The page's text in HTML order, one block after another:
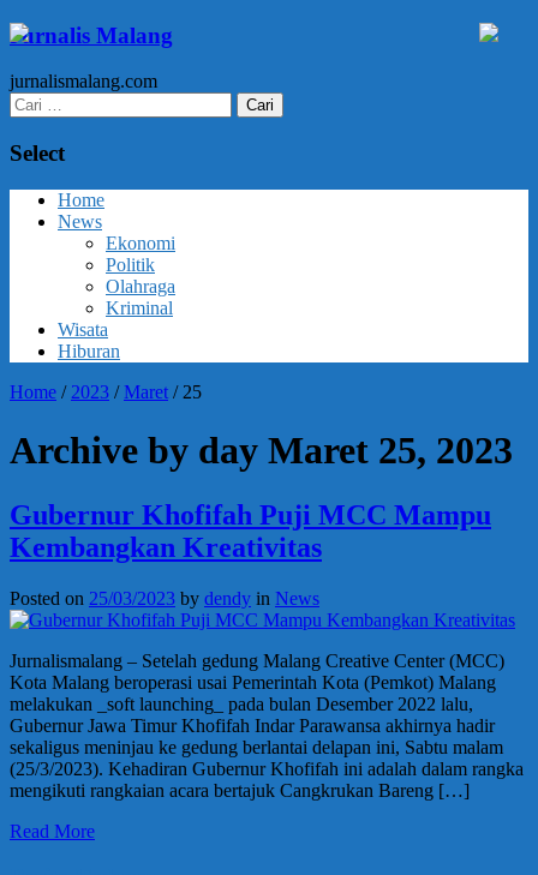
Jurnalis Malang
jurnalismalang.com
Cari
untuk:
Select
Home
News
Ekonomi
Politik
Olahraga
Kriminal
Wisata
Hiburan
Home / 2023 /Maret / 25
Archive by day Maret 25, 2023
Gubernur Khofifah Puji MCC Mampu
Kembangkan Kreativitas
Posted on 25/03/2023 by dendy in News
Jurnalismalang – Setelah gedung Malang Creative Center (MCC)
Kota Malang beroperasi usai Pemerintah Kota (Pemkot) Malang
melakukan _soft launching_ pada bulan Desember 2022 lalu,
Gubernur Jawa Timur Khofifah Indar Parawansa akhirnya hadir
sekaligus meninjau ke gedung berlantai delapan ini, Sabtu malam
(25/3/2023). Kehadiran Gubernur Khofifah ini adalah dalam rangka
mengikuti rangkaian acara bertajuk Cangkrukan Bareng […]
Read More